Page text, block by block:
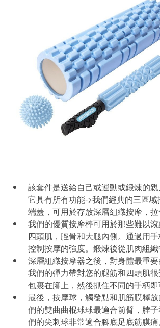
該套件是送給自己或運動或鍛煉的親
它具有所有功能->我們經典的三區
端蓋，可用於存放深層組織按摩，拉
我們的優質按摩棒可用於那些難以
四頭肌，脛骨和大腿內側。通過用
控制按摩的強度。鍛煉後從肌肉組織
深層組織按摩器之後，對身體最重要
我們的彈力帶對您的腿筋和四頭肌
包裹在腳上，然後抓住不同的手柄即
最後，按摩球，觸發點和肌筋膜釋
們的雙曲曲棍球球最適合前臂，脖
們的尖刺球非常適合腳底足底筋膜痛